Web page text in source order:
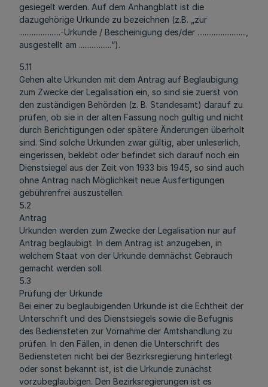
gesiegelt werden. Auf dem Anhangblatt ist die
dazugehörige Urkunde zu bezeichnen (z.B. „zur
.......................-Urkunde / Bescheinigung des/der ...........................,
ausgestellt am ..................“).
5.11
Gehen alte Urkunden mit dem Antrag auf Beglaubigung
zum Zwecke der Legalisation ein, so sind sie zuerst von
den zuständigen Behörden (z. B. Standesamt) darauf zu
prüfen, ob sie in der alten Fassung noch gültig und nicht
durch Berichtigungen oder spätere Änderungen überholt
sind. Sind solche Urkunden zwar gültig, aber unleserlich,
eingerissen, beklebt oder befindet sich darauf noch ein
Dienstsiegel aus der Zeit von 1933 bis 1945, so sind auch
ohne Antrag nach Möglichkeit neue Ausfertigungen
gebührenfrei auszustellen.
5.2
Antrag
Urkunden werden zum Zwecke der Legalisation nur auf
Antrag beglaubigt. In dem Antrag ist anzugeben, in
welchem Staat von der Urkunde demnächst Gebrauch
gemacht werden soll.
5.3
Prüfung der Urkunde
Bei einer zu beglaubigenden Urkunde ist die Echtheit der
Unterschrift und des Dienstsiegels sowie die Befugnis
des Bediensteten zur Vornahme der Amtshandlung zu
prüfen. In den Fällen, in denen die Unterschrift des
Bediensteten nicht bei der Bezirksregierung hinterlegt
oder sonst bekannt ist, ist die Urkunde zunächst
vorzubeglaubigen. Den Bezirksregierungen ist es